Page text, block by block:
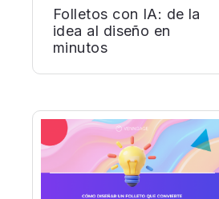
Folletos con IA: de la
idea al diseño en
minutos